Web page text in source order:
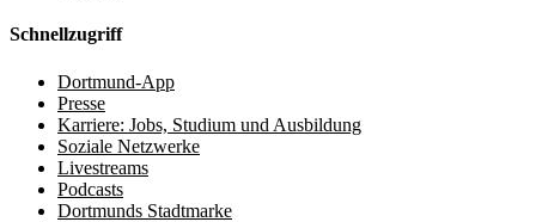
Schnellzugriff
Dortmund-App
Presse
Karriere: Jobs, Studium und Ausbildung
Soziale Netzwerke
Livestreams
Podcasts
Dortmunds Stadtmarke